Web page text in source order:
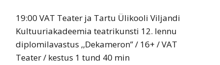
19:00 VAT Teater ja Tartu Ülikooli Viljandi
Kultuuriakadeemia teatrikunsti 12. lennu
diplomilavastus ,,Dekameron’’ / 16+ / VAT
Teater / kestus 1 tund 40 min